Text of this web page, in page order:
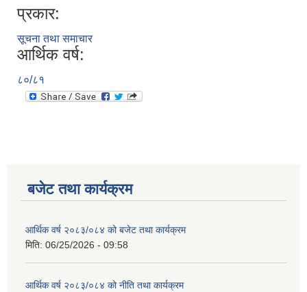
प्रकार:
सूचना तथा समाचार
आर्थिक वर्ष:
८०/८१
बजेट तथा कार्यक्रम
आर्थिक वर्ष २०८३/०८४ को बजेट तथा कार्यक्रम
मिति: 06/25/2026 - 09:58
आर्थिक वर्ष २०८३/०८४ को नीति तथा कार्यक्रम